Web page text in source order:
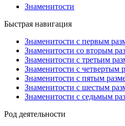
Знаменитости
Быстрая навигация
Знаменитости с первым
Знаменитости со вторым
Знаменитости с третьим
Знаменитости с четвертым
Знаменитости с пятым
Знаменитости с шестым
Знаменитости с седьмым
Род деятельности